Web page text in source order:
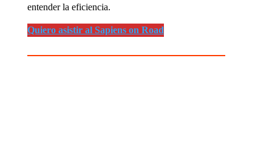
entender la eficiencia.
Quiero asistir al Sapiens on Road